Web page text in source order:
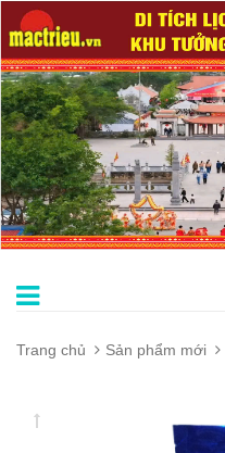
Trang chủ Sản phẩm mới